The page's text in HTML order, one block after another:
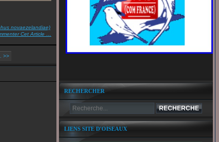
novaezelandiae)
Cet Article …
>>
RECHERCHER
LIENS SITE D'OISEAUX